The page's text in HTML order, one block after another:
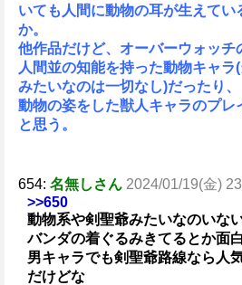
いても人間に動物の耳が生えてい
か。
他作品だけど、オーバーウォッチ
人間並の知能を持った動物キャ
みたいなのは一切なし)だったり、
動物の姿をした獣人キャラのプレ
と思う。
654: 名無しさん 2024/01/19(金)
>>650
動物系や剣聖爺みたいなのいな
バンダの着ぐるみきてるとか面
男キャラでも剣聖爺路線なら人
だけどな